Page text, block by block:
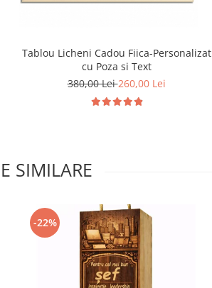
Tablou Licheni Cadou Fiica-Personalizat
cu Poza si Text
380,00 Lei260,00 Lei
SIMILARE
-22%